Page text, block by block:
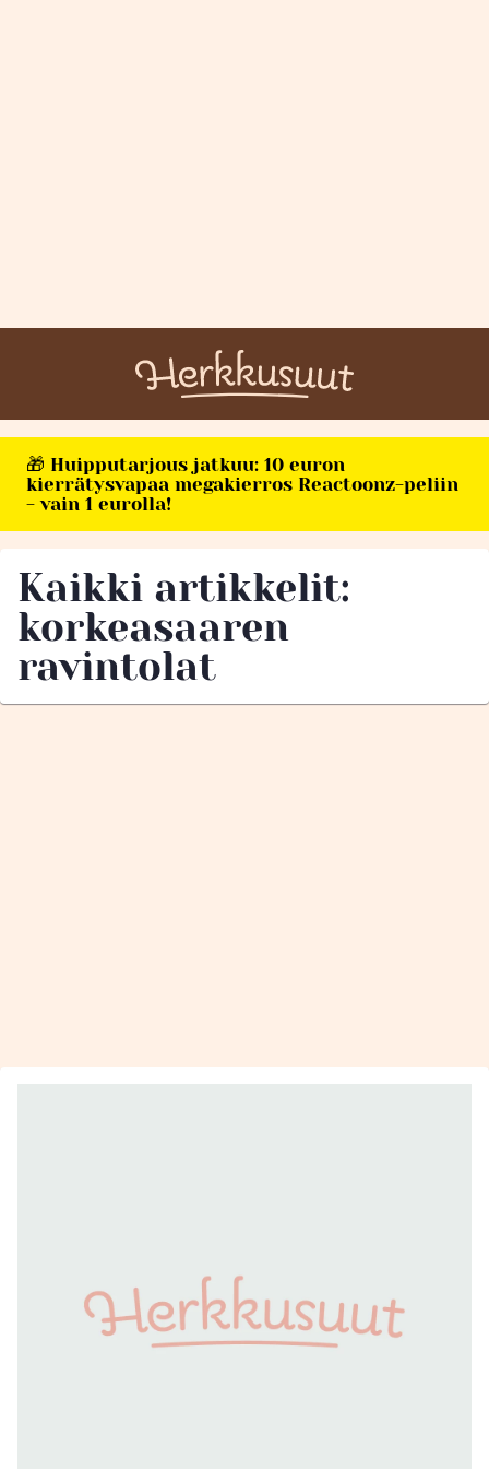
🎁 Huipputarjous jatkuu: 10 euron
kierrätysvapaa megakierros Reactoonz-peliin
- vain 1 eurolla!
Kaikki artikkelit:
korkeasaaren
ravintolat